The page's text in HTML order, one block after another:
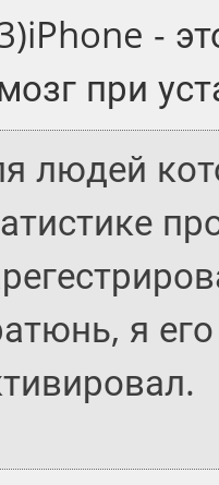
-
при
людей
я